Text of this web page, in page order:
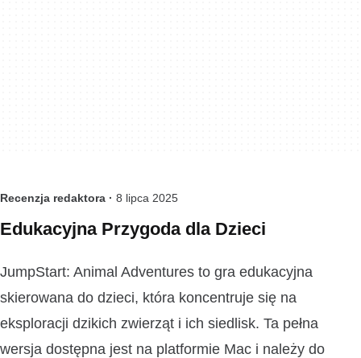
Recenzja redaktora · 8 lipca 2025
Edukacyjna Przygoda dla Dzieci
JumpStart: Animal Adventures to gra edukacyjna
skierowana do dzieci, która koncentruje się na
eksploracji dzikich zwierząt i ich siedlisk. Ta pełna
wersja dostępna jest na platformie Mac i należy do